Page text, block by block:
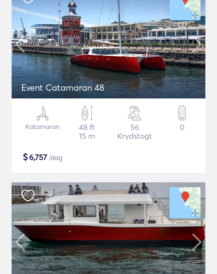
Event Catamaran 48
Katamaran
48 ft
15 m
56
Krydstogt
0
$6,757 /dag